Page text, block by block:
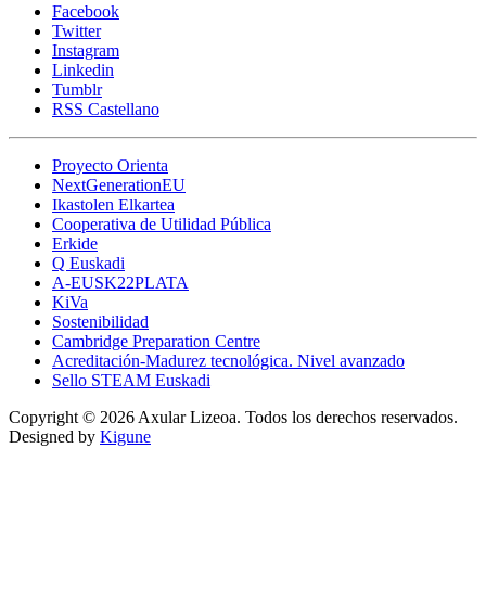
Facebook
Twitter
Instagram
Linkedin
Tumblr
RSS Castellano
Proyecto Orienta
NextGenerationEU
Ikastolen Elkartea
Cooperativa de Utilidad Pública
Erkide
Q Euskadi
A-EUSK22PLATA
KiVa
Sostenibilidad
Cambridge Preparation Centre
Acreditación-Madurez tecnológica. Nivel avanzado
Sello STEAM Euskadi
Copyright © 2026 Axular Lizeoa. Todos los derechos reservados.
Designed by Kigune